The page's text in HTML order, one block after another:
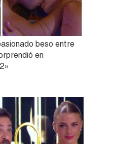
beso entre
en